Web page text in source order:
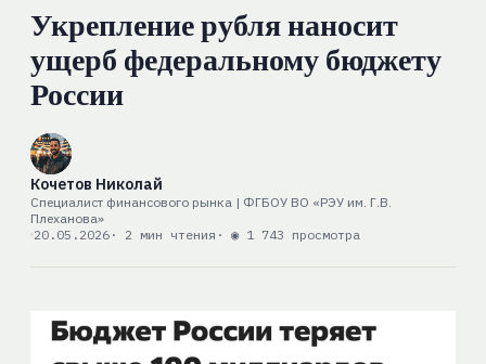
Укрепление рубля наносит
ущерб федеральному бюджету
России
Кочетов Николай
Специалист финансового рынка | ФГБОУ ВО «РЭУ им. Г.В.
Плеханова»
20.05.2026· 2 мин чтения · ◉ 1 743 просмотра